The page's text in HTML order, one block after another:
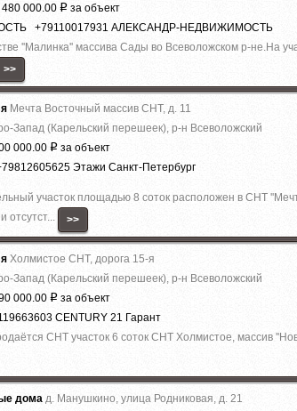
000.00 Р за объект
+79110017931 АЛЕКСАНДР-НЕДВИЖИМОСТЬ
''Малинка'' массива Сады во Всеволожском р-не.На
>>
Мечта Восточный массив СНТ, д. 11
Запад (Карельский перешеек), р-н Всеволожский
000.00 Р за объект
Этажи Санкт-Петербург
участок площадью 8 соток расположен в СНТ
отсутст...
>>
Холмистое СНТ, дорога 15-я
Запад (Карельский перешеек), р-н Всеволожский
000.00 Р за объект
CENTURY 21 Гарант
СНТ учacтoк 6 coток СНТ Холмистое, массив
дома д. Манушкино, улица Родниковая, д. 21